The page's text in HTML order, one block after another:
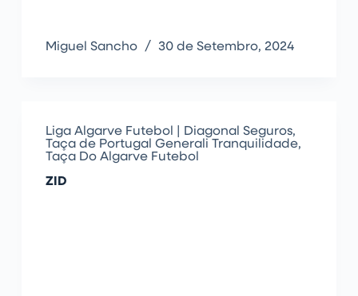
Miguel Sancho 30 de Setembro, 2024
Liga Algarve Futebol | Diagonal Seguros,
Taça de Portugal Generali Tranquilidade,
Taça Do Algarve Futebol
ZID